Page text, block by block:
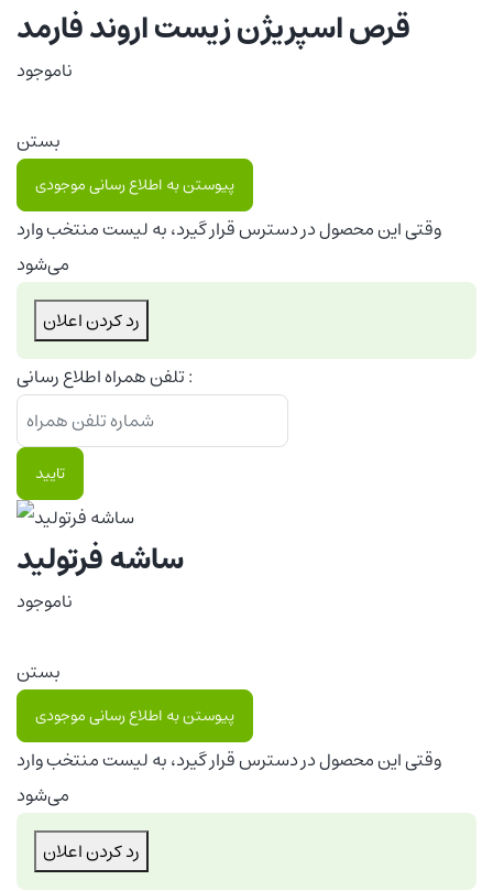
قرص اسپریژن زیست اروند فارمد
ناموجود
بستن
پیوستن به اطلاع رسانی موجودی
وقتی این محصول در دسترس قرار گیرد، به لیست منتخب وارد
می‌شود
رد کردن اعلان
تلفن همراه اطلاع رسانی :
تایید
ساشه فرتولید
ناموجود
بستن
پیوستن به اطلاع رسانی موجودی
وقتی این محصول در دسترس قرار گیرد، به لیست منتخب وارد
می‌شود
رد کردن اعلان